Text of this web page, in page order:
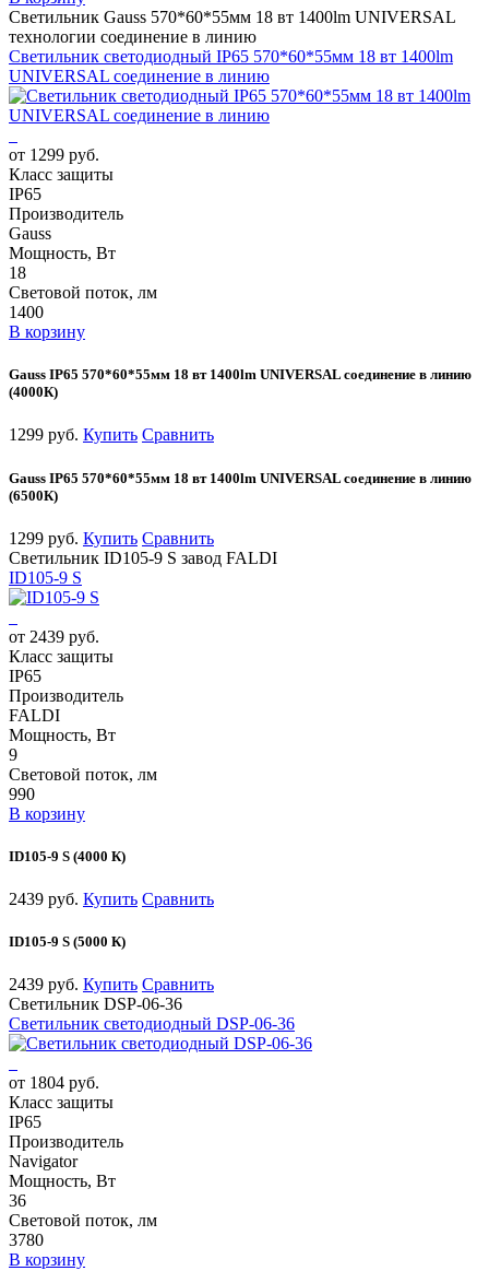
Светильник Gauss 570*60*55мм 18 вт 1400lm UNIVERSAL
технологии соединение в линию
Светильник светодиодный IP65 570*60*55мм 18 вт 1400lm
UNIVERSAL соединение в линию
от 1299 руб.
Класс защиты
IP65
Производитель
Gauss
Мощность, Вт
18
Световой поток, лм
1400
В корзину
Gauss IP65 570*60*55мм 18 вт 1400lm UNIVERSAL соединение в линию
(4000К)
1299 руб. Купить Сравнить
Gauss IP65 570*60*55мм 18 вт 1400lm UNIVERSAL соединение в линию
(6500К)
1299 руб. Купить Сравнить
Светильник ID105-9 S завод FALDI
ID105-9 S
от 2439 руб.
Класс защиты
IP65
Производитель
FALDI
Мощность, Вт
9
Световой поток, лм
990
В корзину
ID105-9 S (4000 К)
2439 руб. Купить Сравнить
ID105-9 S (5000 К)
2439 руб. Купить Сравнить
Светильник DSP-06-36
Светильник светодиодный DSP-06-36
от 1804 руб.
Класс защиты
IP65
Производитель
Navigator
Мощность, Вт
36
Световой поток, лм
3780
В корзину